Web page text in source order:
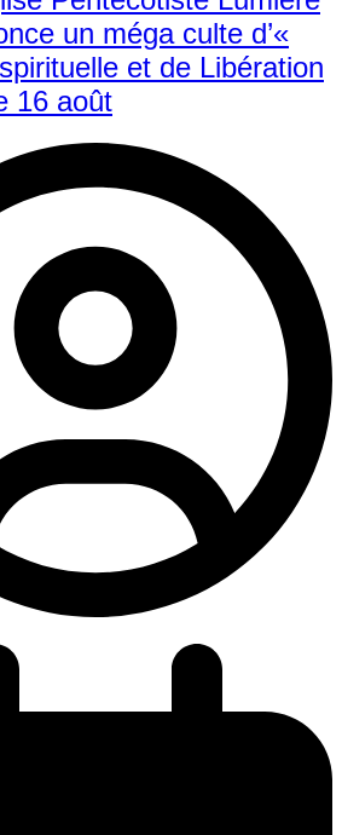
un méga culte d’«
et de Libération
16 août